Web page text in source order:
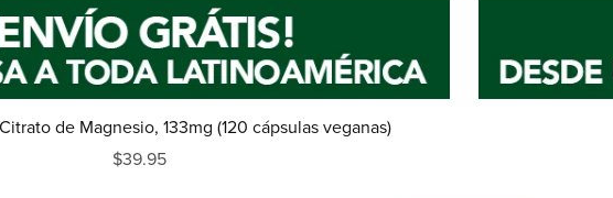
de Magnesio, 133mg (120 cápsulas veganas)
$39.95